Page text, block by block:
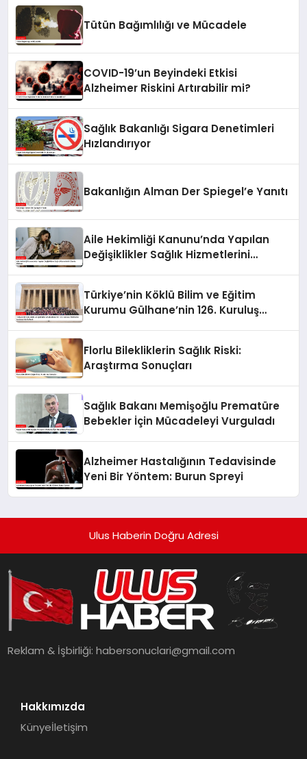
Tütün Bağımlılığı ve Mücadele
COVID-19’un Beyindeki Etkisi
Alzheimer Riskini Artırabilir mi?
Sağlık Bakanlığı Sigara Denetimleri
Hızlandırıyor
Bakanlığın Alman Der Spiegel’e Yanıtı
Aile Hekimliği Kanunu’nda Yapılan
Değişiklikler Sağlık Hizmetlerini
Türkiye’nin Köklü Bilim ve Eğitim
Kurumu Gülhane’nin 126. Kuruluş
Florlu Bilekliklerin Sağlık Riski:
Araştırma Sonuçları
Sağlık Bakanı Memişoğlu Prematüre
Bebekler İçin Mücadeleyi Vurguladı
Alzheimer Hastalığının Tedavisinde
Yeni Bir Yöntem: Burun Spreyi
Ulus Haberin Doğru Adresi
Reklam & İşbirliği:habersonuclari@gmail.com
Hakkımızda
Künyeİletişim